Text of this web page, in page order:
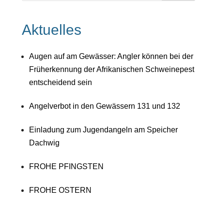
Aktuelles
Augen auf am Gewässer: Angler können bei der
Früherkennung der Afrikanischen Schweinepest
entscheidend sein
Angelverbot in den Gewässern 131 und 132
Einladung zum Jugendangeln am Speicher
Dachwig
FROHE PFINGSTEN
FROHE OSTERN